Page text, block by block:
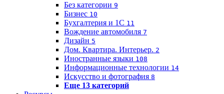
Без категории 9
Бизнес 10
Бухгалтерия и 1C 11
Вождение автомобиля 7
Дизайн 5
Дом. Квартира. Интерьер. 2
Иностранные языки 108
Информационные технологии 14
Искусство и фотография 8
Еще 13 категорий